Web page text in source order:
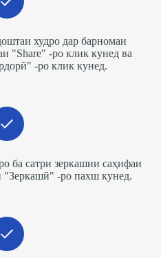
худро дар барномаи
"Share" -ро клик кунед ва
-ро клик кунед.
ба сатри зеркашии саҳифаи
"Зеркашӣ" -ро пахш кунед.